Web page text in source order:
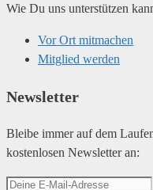
Wie Du uns unterstützen
Vor Ort mitmachen
Mitglied werden
Newsletter
Bleibe immer auf dem
kostenlosen Newsletter an: